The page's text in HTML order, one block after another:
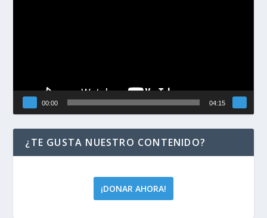
00:00 04:15
¿TE GUSTA NUESTRO CONTENIDO?
¡DONAR AHORA!